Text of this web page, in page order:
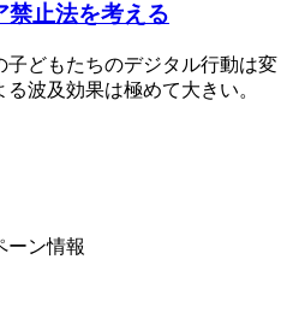
禁止法を考える
子どもたちのデジタル行動は変
波及効果は極めて大きい。
ーン情報